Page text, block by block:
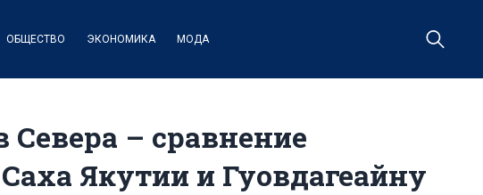
ОБЩЕСТВО ЭКОНОМИКА МОДА
– сравнение
Якутии и Гуовдагеайну